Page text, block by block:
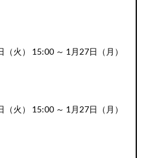
火） 15:00 ～ 1月27日（月）
火） 15:00 ～ 1月27日（月）